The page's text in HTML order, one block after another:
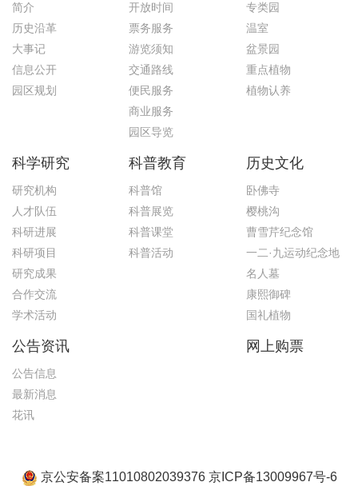
简介
历史沿革
大事记
信息公开
园区规划
开放时间
票务服务
游览须知
交通路线
便民服务
商业服务
园区导览
专类园
温室
盆景园
重点植物
植物认养
科学研究
研究机构
人才队伍
科研进展
科研项目
研究成果
合作交流
学术活动
科普教育
科普馆
科普展览
科普课堂
科普活动
历史文化
卧佛寺
樱桃沟
曹雪芹纪念馆
一二·九运动纪念地
名人墓
康熙御碑
国礼植物
公告资讯
公告信息
最新消息
花讯
网上购票
京公安备案11010802039376 京ICP备13009967号-6